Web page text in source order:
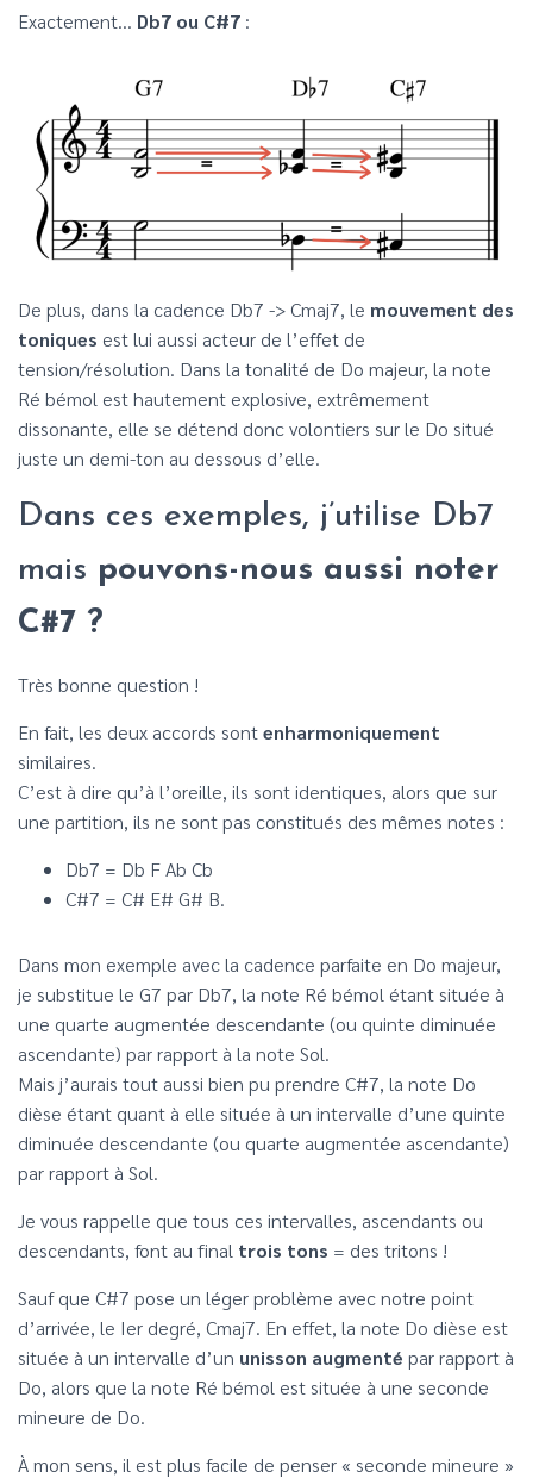
Exactement… Db7 ou C#7 :
De plus, dans la cadence Db7 -> Cmaj7, le mouvement des
toniques est lui aussi acteur de l’effet de
tension/résolution. Dans la tonalité de Do majeur, la note
Ré bémol est hautement explosive, extrêmement
dissonante, elle se détend donc volontiers sur le Do situé
juste un demi-ton au dessous d’elle.
Dans ces exemples, j’utilise Db7
mais pouvons-nous aussi noter
C#7 ?
Très bonne question !
En fait, les deux accords sontenharmoniquement
similaires.
C’est à dire qu’à l’oreille, ils sont identiques, alors que sur
une partition, ils ne sont pas constitués des mêmes notes :
Db7 = Db F Ab Cb
C#7 = C# E# G# B.
Dans mon exemple avec la cadence parfaite en Do majeur,
je substitue le G7 par Db7, la note Ré bémol étant située à
une quarte augmentée descendante (ou quinte diminuée
ascendante) par rapport à la note Sol.
Mais j’aurais tout aussi bien pu prendre C#7, la note Do
dièse étant quant à elle située à un intervalle d’une quinte
diminuée descendante (ou quarte augmentée ascendante)
par rapport à Sol.
Je vous rappelle que tous ces intervalles, ascendants ou
descendants, font au final trois tons = des tritons !
Sauf que C#7 pose un léger problème avec notre point
d’arrivée, le Ier degré, Cmaj7. En effet, la note Do dièse est
située à un intervalle d’un unisson augmenté par rapport à
Do, alors que la note Ré bémol est située à une seconde
mineure de Do.
À mon sens, il est plus facile de penser « seconde mineure »